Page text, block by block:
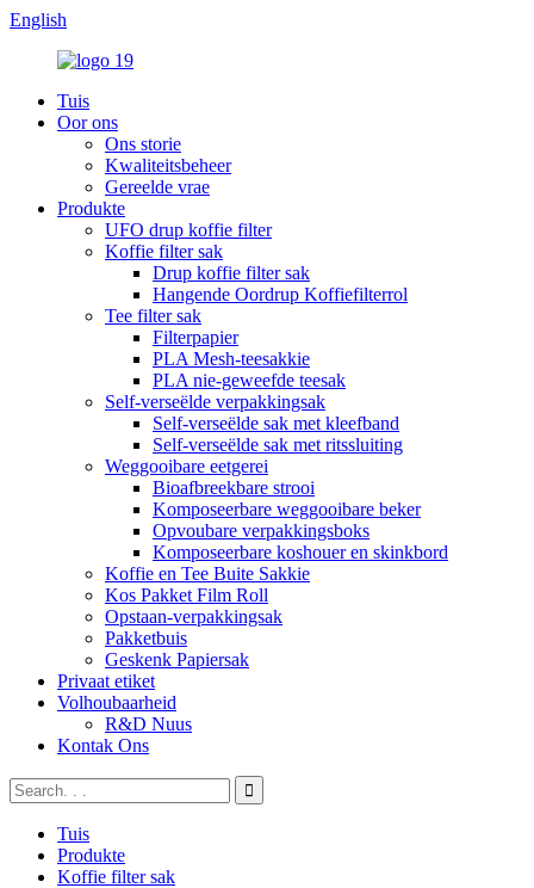
English
Tuis
Oor ons
Ons storie
Kwaliteitsbeheer
Gereelde vrae
Produkte
UFO drup koffie filter
Koffie filter sak
Drup koffie filter sak
Hangende Oordrup Koffiefilterrol
Tee filter sak
Filterpapier
PLA Mesh-teesakkie
PLA nie-geweefde teesak
Self-verseëlde verpakkingsak
Self-verseëlde sak met kleefband
Self-verseëlde sak met ritssluiting
Weggooibare eetgerei
Bioafbreekbare strooi
Komposeerbare weggooibare beker
Opvoubare verpakkingsboks
Komposeerbare koshouer en skinkbord
Koffie en Tee Buite Sakkie
Kos Pakket Film Roll
Opstaan-verpakkingsak
Pakketbuis
Geskenk Papiersak
Privaat etiket
Volhoubaarheid
R&D Nuus
Kontak Ons
Tuis
Produkte
Koffie filter sak